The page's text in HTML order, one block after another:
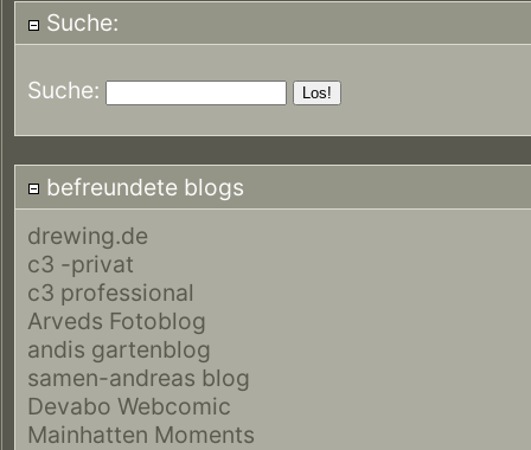
Suche:
Suche:
befreundete blogs
drewing.de
c3 -privat
c3 professional
Arveds Fotoblog
andis gartenblog
samen-andreas blog
Devabo Webcomic
Mainhatten Moments